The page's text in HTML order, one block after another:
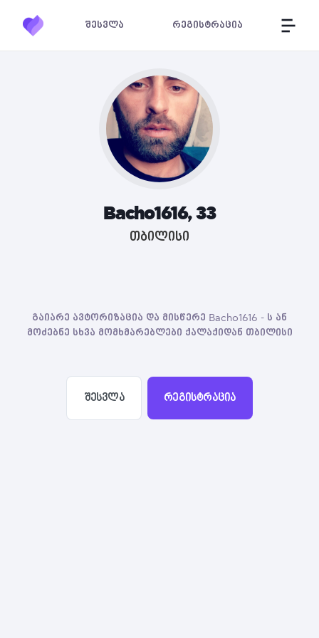
შესვლა რეგისტრაცია
Bacho1616, 33
თბილისი
გაიარე ავტორიზაცია და მისწერე Bacho1616 - ს ან
მოძებნე სხვა მომხმარებლები ქალაქიდან თბილისი
შესვლა რეგისტრაცია